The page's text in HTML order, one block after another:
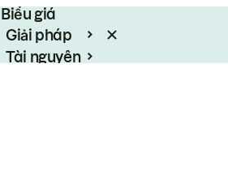
Biểu giá
Giải pháp
Tài nguyên